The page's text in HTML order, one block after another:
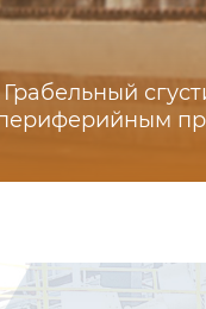
Грабельный